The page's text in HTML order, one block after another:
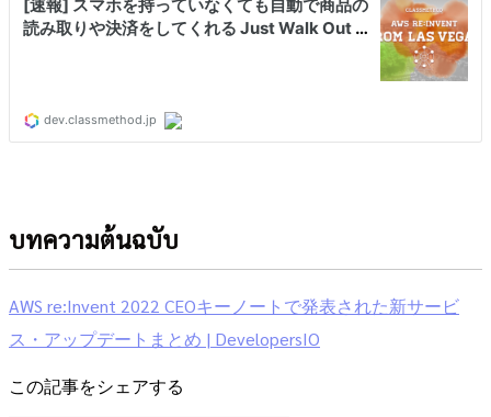
บทความต้นฉบับ
AWS re:Invent 2022 CEOキーノートで発表された新サービ
ス・アップデートまとめ | DevelopersIO
この記事をシェアする